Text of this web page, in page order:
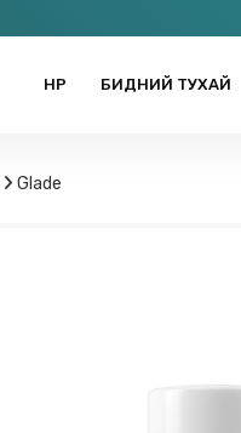
НҮҮР БИДНИЙ ТУХАЙ
Glade